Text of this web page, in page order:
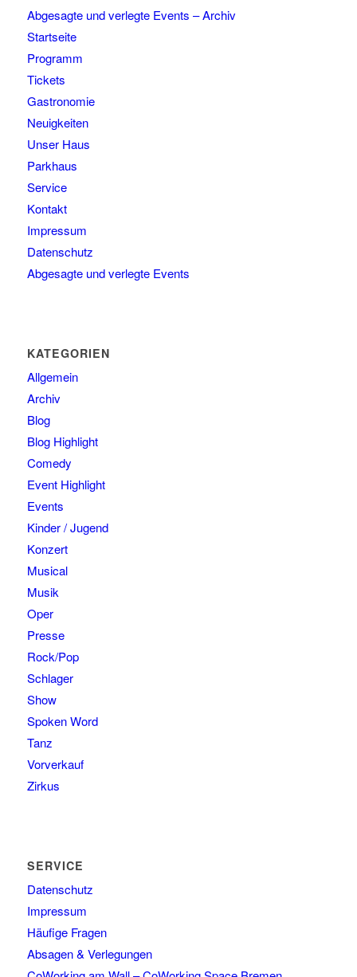
Abgesagte und verlegte Events – Archiv
Startseite
Programm
Tickets
Gastronomie
Neuigkeiten
Unser Haus
Parkhaus
Service
Kontakt
Impressum
Datenschutz
Abgesagte und verlegte Events
KATEGORIEN
Allgemein
Archiv
Blog
Blog Highlight
Comedy
Event Highlight
Events
Kinder / Jugend
Konzert
Musical
Musik
Oper
Presse
Rock/Pop
Schlager
Show
Spoken Word
Tanz
Vorverkauf
Zirkus
SERVICE
Datenschutz
Impressum
Häufige Fragen
Absagen & Verlegungen